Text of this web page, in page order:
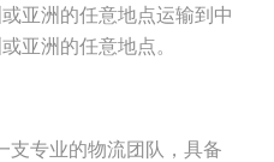
亚洲的任意地点运输到中
亚洲的任意地点。
支专业的物流团队，具备